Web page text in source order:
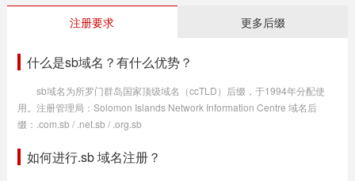
注册要求 更多后缀
什么是sb域名？有什么优势？
sb域名为所罗门群岛国家顶级域名（ccTLD）后缀，于1994年分配使
用。注册管理局：Solomon Islands Network Information Centre 域名后
缀：.com.sb / .net.sb / .org.sb
如何进行.sb 域名注册？